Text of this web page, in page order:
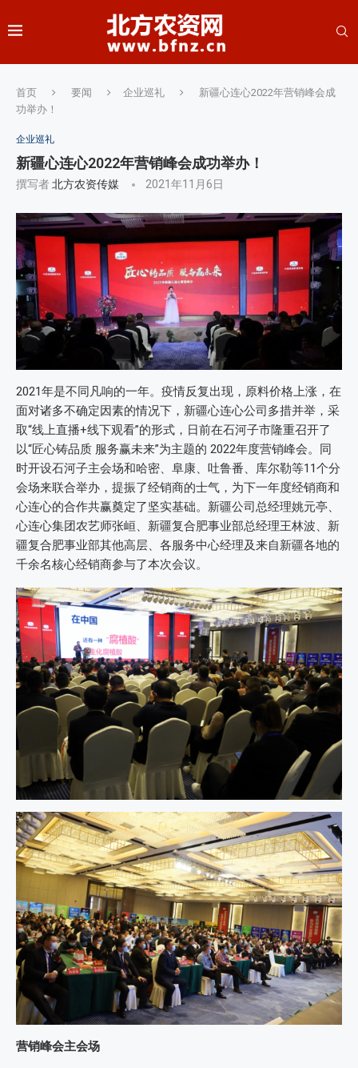
首页 要闻 企业巡礼
新疆心连心2022年营销峰会成
功举办！
企业巡礼
新疆心连心2022年营销峰会成功举办！
撰写者北方农资传媒 2021年11月6日
2021年是不同凡响的一年。疫情反复出现，原料价格上涨，在
面对诸多不确定因素的情况下，新疆心连心公司多措并举，采
取“线上直播+线下观看”的形式，日前在石河子市隆重召开了
以“匠心铸品质 服务赢未来”为主题的 2022年度营销峰会。同
时开设石河子主会场和哈密、阜康、吐鲁番、库尔勒等11个分
会场来联合举办，提振了经销商的士气，为下一年度经销商和
心连心的合作共赢奠定了坚实基础。新疆公司总经理姚元亭、
心连心集团农艺师张峘、新疆复合肥事业部总经理王林波、新
疆复合肥事业部其他高层、各服务中心经理及来自新疆各地的
千余名核心经销商参与了本次会议。
营销峰会主会场